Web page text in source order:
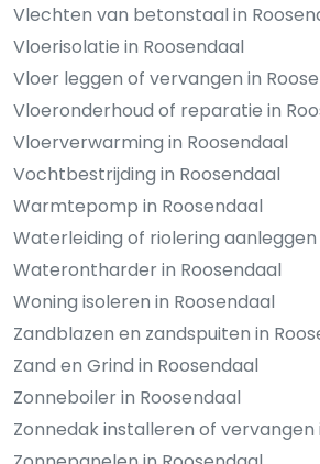
Vlechten van betonstaal in
Vloerisolatie in Roosendaal
Vloer leggen of vervangen in
Vloeronderhoud of reparatie in
Vloerverwarming in Roosendaal
Vochtbestrijding in Roosendaal
Warmtepomp in Roosendaal
Waterleiding of riolering aanleggen
Waterontharder in Roosendaal
Woning isoleren in Roosendaal
Zandblazen en zandspuiten in
Zand en Grind in Roosendaal
Zonneboiler in Roosendaal
Zonnedak installeren of vervangen